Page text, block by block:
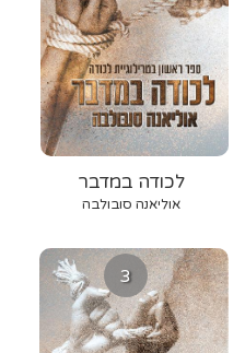
לכודה במדבר
אוליאנה סובולבה
3